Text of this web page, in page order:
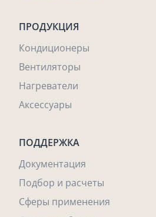
ПРОДУКЦИЯ
Кондиционеры
Вентиляторы
Нагреватели
Аксессуары
ПОДДЕРЖКА
Документация
Подбор и расчеты
Сферы применения